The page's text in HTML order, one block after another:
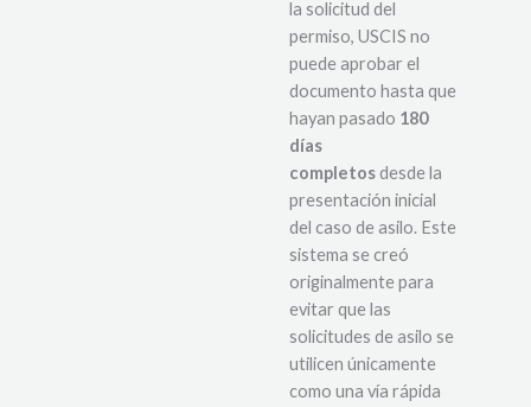
la solicitud del
permiso, USCIS no
puede aprobar el
documento hasta que
hayan pasado 180
días
completosdesde la
presentación inicial
del caso de asilo. Este
sistema se creó
originalmente para
evitar que las
solicitudes de asilo se
utilicen únicamente
como una vía rápida